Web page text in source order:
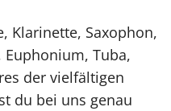
Klarinette, Saxophon,
Tuba,
der vielfältigen
du bei uns genau